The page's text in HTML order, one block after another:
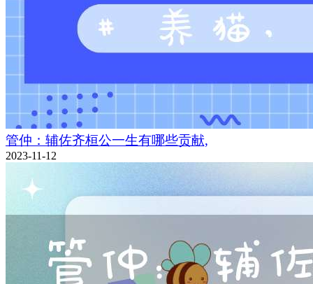
管仲：辅佐齐桓公一生有哪些贡献,
2023-11-12